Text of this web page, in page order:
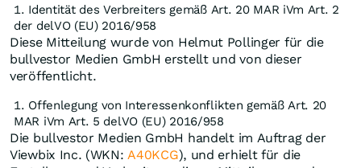
Identität des Verbreiters gemäß Art. 20 MAR iVm Art. 2
der delVO (EU) 2016/958
Diese Mitteilung wurde von Helmut Pollinger für die
bullvestor Medien GmbH erstellt und von dieser
veröffentlicht.
Offenlegung von Interessenkonflikten gemäß Art. 20
MAR iVm Art. 5 delVO (EU) 2016/958
Die bullvestor Medien GmbH handelt im Auftrag der
Viewbix Inc. (WKN:A40KCG), und erhielt für die